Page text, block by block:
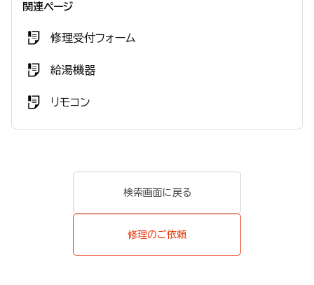
関連ページ
修理受付フォーム
給湯機器
リモコン
検索画面に戻る
修理のご依頼